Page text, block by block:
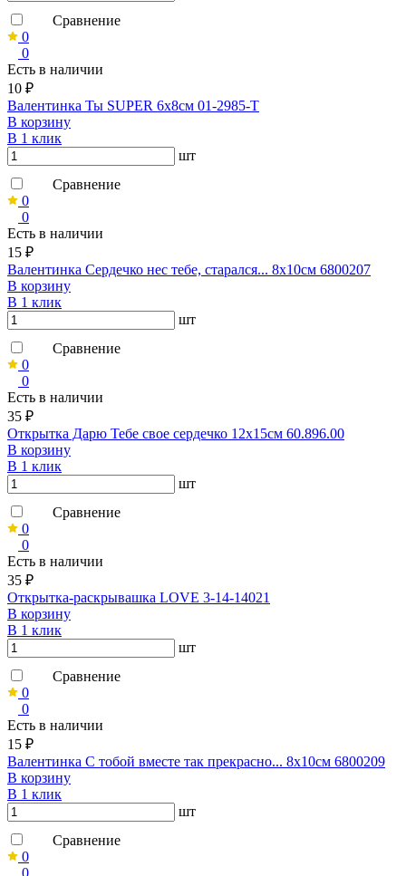
Сравнение
0
0
Есть в наличии
10 ₽
Валентинка Ты SUPER 6х8см 01-2985-Т
В корзину
В 1 клик
шт
Сравнение
0
0
Есть в наличии
15 ₽
Валентинка Сердечко нес тебе, старался... 8х10см 6800207
В корзину
В 1 клик
шт
Сравнение
0
0
Есть в наличии
35 ₽
Открытка Дарю Тебе свое сердечко 12х15см 60.896.00
В корзину
В 1 клик
шт
Сравнение
0
0
Есть в наличии
35 ₽
Открытка-раскрывашка LOVE 3-14-14021
В корзину
В 1 клик
шт
Сравнение
0
0
Есть в наличии
15 ₽
Валентинка С тобой вместе так прекрасно... 8х10см 6800209
В корзину
В 1 клик
шт
Сравнение
0
0